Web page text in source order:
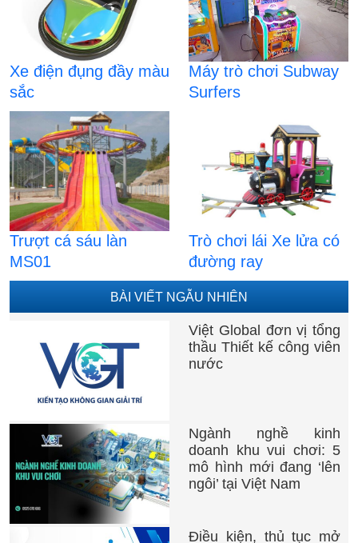
Xe điện đụng đầy màu
sắc
Máy trò chơi Subway
Surfers
Trượt cá sáu làn
MS01
Trò chơi lái Xe lửa có
đường ray
BÀI VIẾT NGẪU NHIÊN
Việt Global đơn vị tổng
thầu Thiết kế công viên
nước
Ngành nghề kinh
doanh khu vui chơi: 5
mô hình mới đang ‘lên
ngôi’ tại Việt Nam
Điều kiện, thủ tục mở